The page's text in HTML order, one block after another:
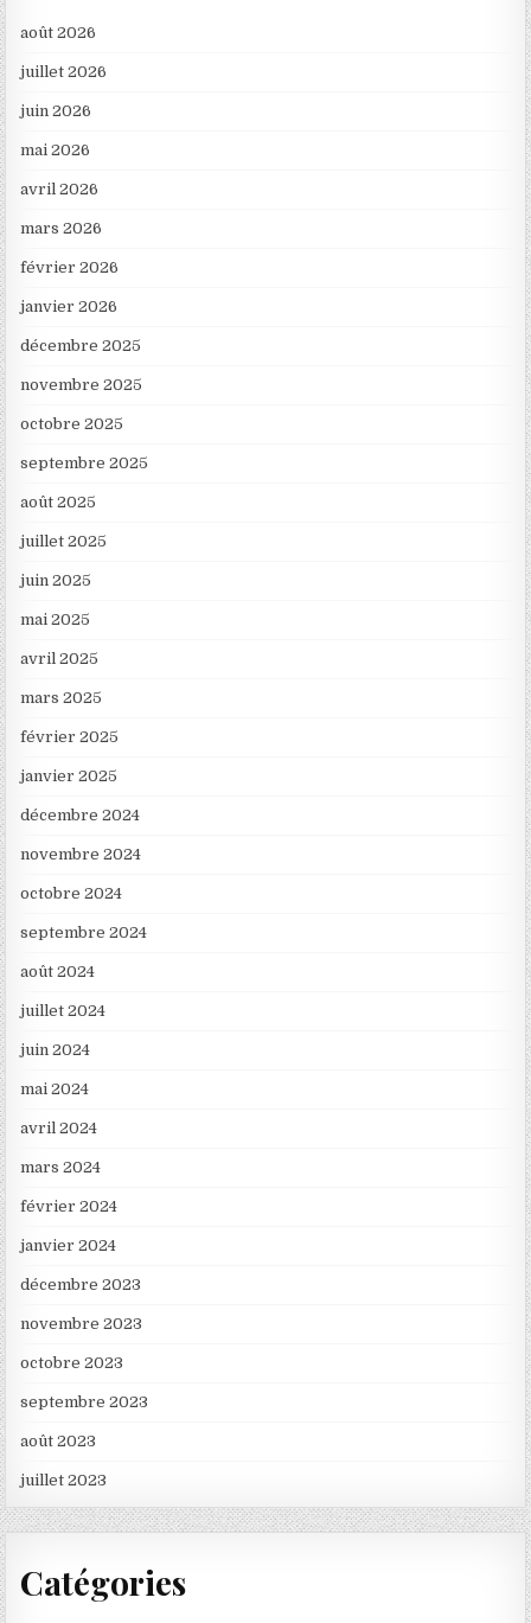
août 2026
juillet 2026
juin 2026
mai 2026
avril 2026
mars 2026
février 2026
janvier 2026
décembre 2025
novembre 2025
octobre 2025
septembre 2025
août 2025
juillet 2025
juin 2025
mai 2025
avril 2025
mars 2025
février 2025
janvier 2025
décembre 2024
novembre 2024
octobre 2024
septembre 2024
août 2024
juillet 2024
juin 2024
mai 2024
avril 2024
mars 2024
février 2024
janvier 2024
décembre 2023
novembre 2023
octobre 2023
septembre 2023
août 2023
juillet 2023
Catégories